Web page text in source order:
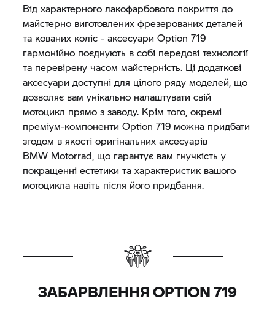
Від характерного лакофарбового покриття до
майстерно виготовлених фрезерованих деталей
та кованих коліс - аксесуари Option 719
гармонійно поєднують в собі передові технології
та перевірену часом майстерність. Ці додаткові
аксесуари доступні для цілого ряду моделей, що
дозволяє вам унікально налаштувати свій
мотоцикл прямо з заводу. Крім того, окремі
преміум-компоненти Option 719 можна придбати
згодом в якості оригінальних аксесуарів
BMW Motorrad, що гарантує вам гнучкість у
покращенні естетики та характеристик вашого
мотоцикла навіть після його придбання.
ЗАБАРВЛЕННЯ OPTION 719